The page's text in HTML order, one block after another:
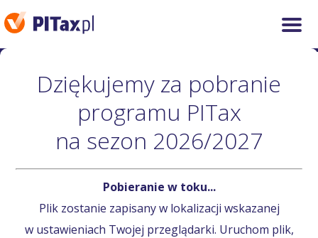
Dziękujemy za pobranie
programu PITax
na sezon 2026/2027
Pobieranie w toku...
Plik zostanie zapisany w lokalizacji wskazanej
w ustawieniach Twojej przeglądarki. Uruchom plik,